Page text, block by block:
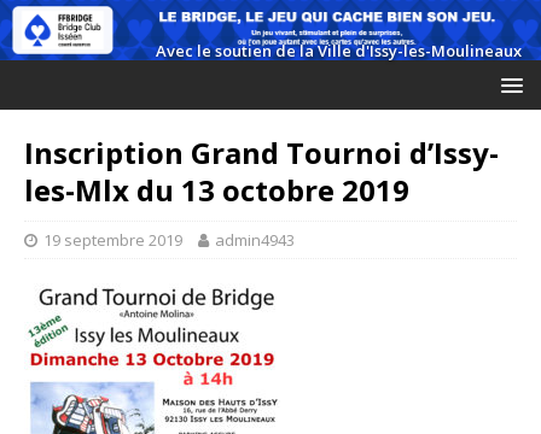
Inscription Grand Tournoi d’Issy-
les-Mlx du 13 octobre 2019
19 septembre 2019 admin4943